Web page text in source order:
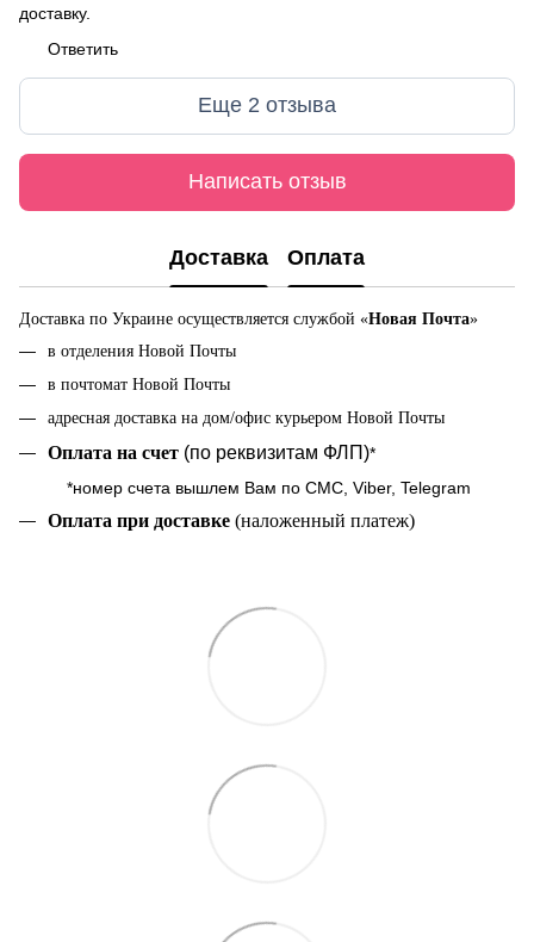
доставку.
Ответить
Еще 2 отзыва
Написать отзыв
Доставка Оплата
Доставка по Украине осуществляется службой «Новая Почта»
в отделения Новой Почты
в почтомат Новой Почты
адресная доставка на дом/офис курьером Новой Почты
Оплата на cчет (по реквизитам ФЛП)*
*номер счета вышлем Вам по СМС, Viber, Telegram
Оплата при доставке (наложенный платеж)